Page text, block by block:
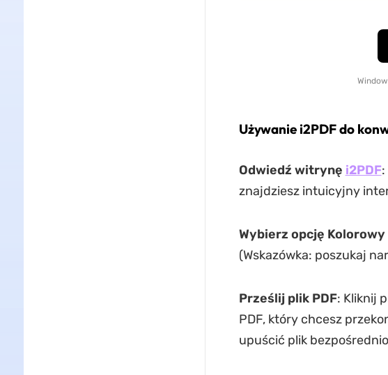
Używanie i2PDF do
Odwiedź witrynę i2PDF:
znajdziesz intuicyjny
Wybierz opcję Kolorowy
(Wskazówka: poszukaj
Prześlij plik PDF: Kliknij
PDF, który chcesz
upuścić plik